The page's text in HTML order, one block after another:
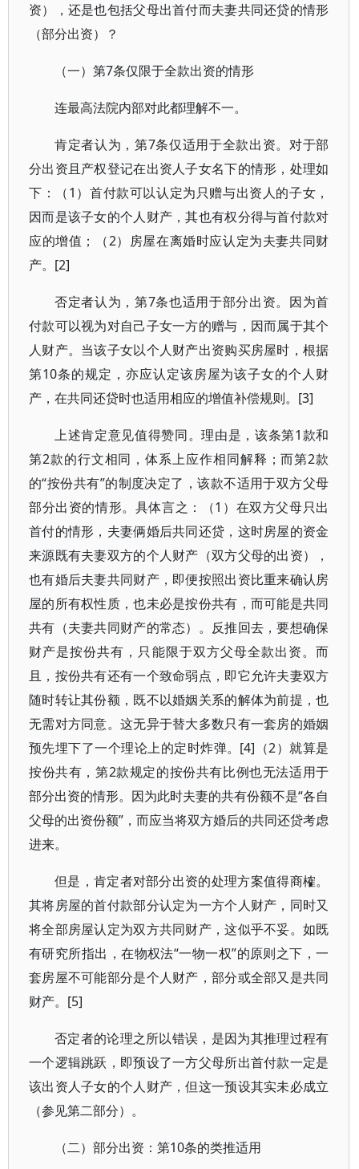
资），还是也包括父母出首付而夫妻共同还贷的情形
（部分出资）？
（一）第7条仅限于全款出资的情形
连最高法院内部对此都理解不一。
肯定者认为，第7条仅适用于全款出资。对于部
分出资且产权登记在出资人子女名下的情形，处理如
下：（1）首付款可以认定为只赠与出资人的子女，
因而是该子女的个人财产，其也有权分得与首付款对
应的增值；（2）房屋在离婚时应认定为夫妻共同财
产。[2]
否定者认为，第7条也适用于部分出资。因为首
付款可以视为对自己子女一方的赠与，因而属于其个
人财产。当该子女以个人财产出资购买房屋时，根据
第10条的规定，亦应认定该房屋为该子女的个人财
产，在共同还贷时也适用相应的增值补偿规则。[3]
上述肯定意见值得赞同。理由是，该条第1款和
第2款的行文相同，体系上应作相同解释；而第2款
的“按份共有”的制度决定了，该款不适用于双方父母
部分出资的情形。具体言之：（1）在双方父母只出
首付的情形，夫妻俩婚后共同还贷，这时房屋的资金
来源既有夫妻双方的个人财产（双方父母的出资），
也有婚后夫妻共同财产，即便按照出资比重来确认房
屋的所有权性质，也未必是按份共有，而可能是共同
共有（夫妻共同财产的常态）。反推回去，要想确保
财产是按份共有，只能限于双方父母全款出资。而
且，按份共有还有一个致命弱点，即它允许夫妻双方
随时转让其份额，既不以婚姻关系的解体为前提，也
无需对方同意。这无异于替大多数只有一套房的婚姻
预先埋下了一个理论上的定时炸弹。[4]（2）就算是
按份共有，第2款规定的按份共有比例也无法适用于
部分出资的情形。因为此时夫妻的共有份额不是“各自
父母的出资份额”，而应当将双方婚后的共同还贷考虑
进来。
但是，肯定者对部分出资的处理方案值得商榷。
其将房屋的首付款部分认定为一方个人财产，同时又
将全部房屋认定为双方共同财产，这似乎不妥。如既
有研究所指出，在物权法“一物一权”的原则之下，一
套房屋不可能部分是个人财产，部分或全部又是共同
财产。[5]
否定者的论理之所以错误，是因为其推理过程有
一个逻辑跳跃，即预设了一方父母所出首付款一定是
该出资人子女的个人财产，但这一预设其实未必成立
（参见第二部分）。
（二）部分出资：第10条的类推适用